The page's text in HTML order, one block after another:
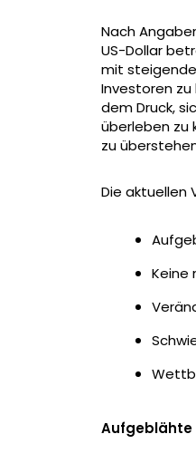
Nach
US-Dollar
mit
Investoren
dem Druck,
überleben zu
zu
Die aktuellen
Keine
Aufgeblähte